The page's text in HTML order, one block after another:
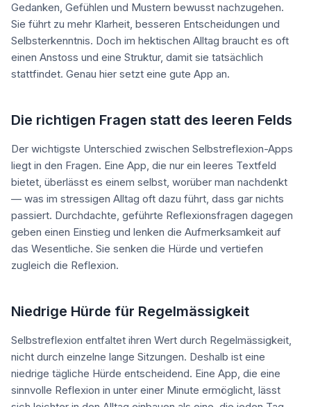
Gedanken, Gefühlen und Mustern bewusst nachzugehen.
Sie führt zu mehr Klarheit, besseren Entscheidungen und
Selbsterkenntnis. Doch im hektischen Alltag braucht es oft
einen Anstoss und eine Struktur, damit sie tatsächlich
stattfindet. Genau hier setzt eine gute App an.
Die richtigen Fragen statt des leeren Felds
Der wichtigste Unterschied zwischen Selbstreflexion-Apps
liegt in den Fragen. Eine App, die nur ein leeres Textfeld
bietet, überlässt es einem selbst, worüber man nachdenkt
— was im stressigen Alltag oft dazu führt, dass gar nichts
passiert. Durchdachte, geführte Reflexionsfragen dagegen
geben einen Einstieg und lenken die Aufmerksamkeit auf
das Wesentliche. Sie senken die Hürde und vertiefen
zugleich die Reflexion.
Niedrige Hürde für Regelmässigkeit
Selbstreflexion entfaltet ihren Wert durch Regelmässigkeit,
nicht durch einzelne lange Sitzungen. Deshalb ist eine
niedrige tägliche Hürde entscheidend. Eine App, die eine
sinnvolle Reflexion in unter einer Minute ermöglicht, lässt